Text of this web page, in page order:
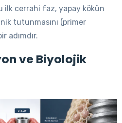
ilk cerrahi faz, yapay kökün
tutunmasını (primer
adımdır.
ve Biyolojik